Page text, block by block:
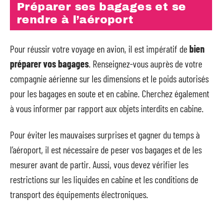
Préparer ses bagages et se
rendre à l’aéroport
Pour réussir votre voyage en avion, il est impératif debien
préparer vos bagages. Renseignez-vous auprès de votre
compagnie aérienne sur les dimensions et le poids autorisés
pour les bagages en soute et en cabine. Cherchez également
à vous informer par rapport aux objets interdits en cabine.
Pour éviter les mauvaises surprises et gagner du temps à
l’aéroport, il est nécessaire de peser vos bagages et de les
mesurer avant de partir. Aussi, vous devez vérifier les
restrictions sur les liquides en cabine et les conditions de
transport des équipements électroniques.